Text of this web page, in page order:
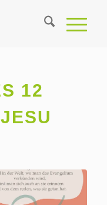
12